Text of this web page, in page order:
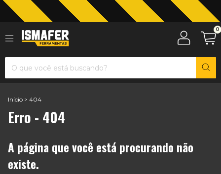
Jardinagem com The Black Tools 0
Início > 404
Erro - 404
A página que você está procurando não
existe.